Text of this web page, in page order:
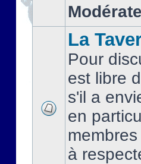
La
Pour
est libre
s'il a
en
à